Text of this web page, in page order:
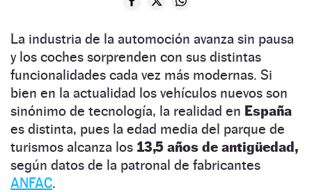
La industria de la automoción avanza sin pausa
y los coches sorprenden con sus distintas
funcionalidades cada vez más modernas. Si
bien en la actualidad los vehículos nuevos son
sinónimo de tecnología, la realidad en España
es distinta, pues la edad media del parque de
turismos alcanza los 13,5 años de antigüedad,
según datos de la patronal de fabricantes
ANFAC.